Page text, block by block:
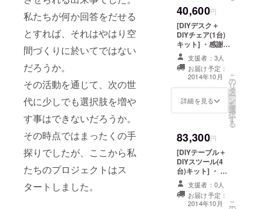
私たちが何か回答をだせる
とすれば、それはやはり空
間づくりに於いてではない
だろうか。
その活動を通じて、次の世
代に少しでも選択肢を増や
す事はできないだろうか。
その時点ではまったくの手
探りでしたが、ここから私
たちのプロジェクトはス
タートしました。
40,600円
[DIYデスク＋
DIYチェア(1台)
キット] ・感謝の
気持ちを込め
て、メッセージ
をお送り致しま
す。 ・ヒノキの
デスク製作キッ
ト×1台、チェア
支援者：3人
お届け予定：
2014年10月
詳細を見る
こ
の
リ
タ
ー
ン
を
選
択
す
る
83,300円
[DIYテーブル＋
DIYスツール(4
台)キット] ・ 感
謝の気持ちを込
めて、メッセー
ジをお送り致し
支援者：0人
お届け予定：
2014年10月
こ